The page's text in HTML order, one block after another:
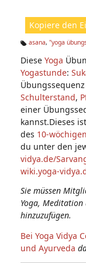
Kopiere den
g
s:
asana, "yoga
Diese Yoga
Yogastunde:
Schulterstand,
einer
kannst.Dieses
des 10-
du unter den
vidya.de/
wiki.yoga-
Sie müssen
Yoga,
hinzuzufügen.
Bei Yoga Vidya
und Ayurveda